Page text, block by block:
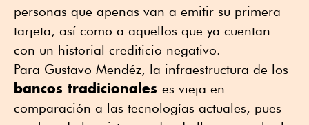
personas que apenas van a emitir su primera
tarjeta, así como a aquellos que ya cuentan
con un historial crediticio negativo.
Para Gustavo Mendéz, la infraestructura de los
bancos tradicionales es vieja en
comparación a las tecnologías actuales, pues